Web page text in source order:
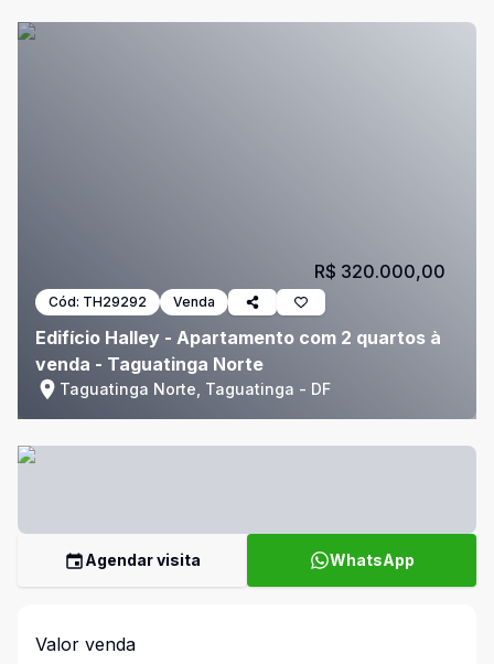
Cód: TH29292 Venda
Edifício Halley - Apartamento com 2 quartos à
venda - Taguatinga Norte
Taguatinga Norte, Taguatinga - DF
R$ 320.000,00
Agendar visita WhatsApp
Valor venda